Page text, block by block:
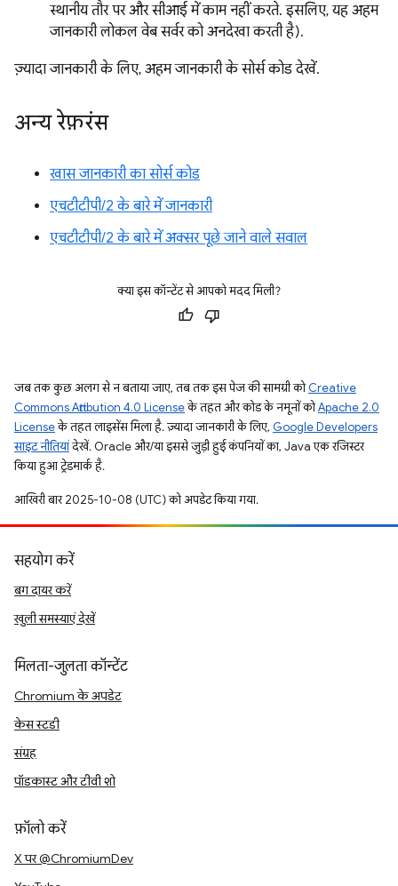
स्थानीय तौर पर और सीआई में काम नहीं करते. इसलिए, यह अहम
जानकारी लोकल वेब सर्वर को अनदेखा करती है).
ज़्यादा जानकारी के लिए, अहम जानकारी के सोर्स कोड देखें.
अन्य रेफ़रंस
खास जानकारी का सोर्स कोड
एचटीटीपी/2 के बारे में जानकारी
एचटीटीपी/2 के बारे में अक्सर पूछे जाने वाले सवाल
क्या इस कॉन्टेंट से आपको मदद मिली?
जब तक कुछ अलग से न बताया जाए, तब तक इस पेज की सामग्री कोCreative
Commons Attribution 4.0 Licenseके तहत और कोड के नमूनों कोApache 2.0
Licenseके तहत लाइसेंस मिला है. ज़्यादा जानकारी के लिए, Google Developers
साइट नीतियांदेखें. Oracle और/या इससे जुड़ी हुई कंपनियों का, Java एक रजिस्टर
किया हुआ ट्रेडमार्क है.
आखिरी बार 2025-10-08 (UTC) को अपडेट किया गया.
सहयोग करें
बग दायर करें
खुली समस्याएं देखें
मिलता-जुलता कॉन्टेंट
Chromium के अपडेट
केस स्टडी
संग्रह
पॉडकास्ट और टीवी शो
फ़ॉलो करें
X पर @ChromiumDev